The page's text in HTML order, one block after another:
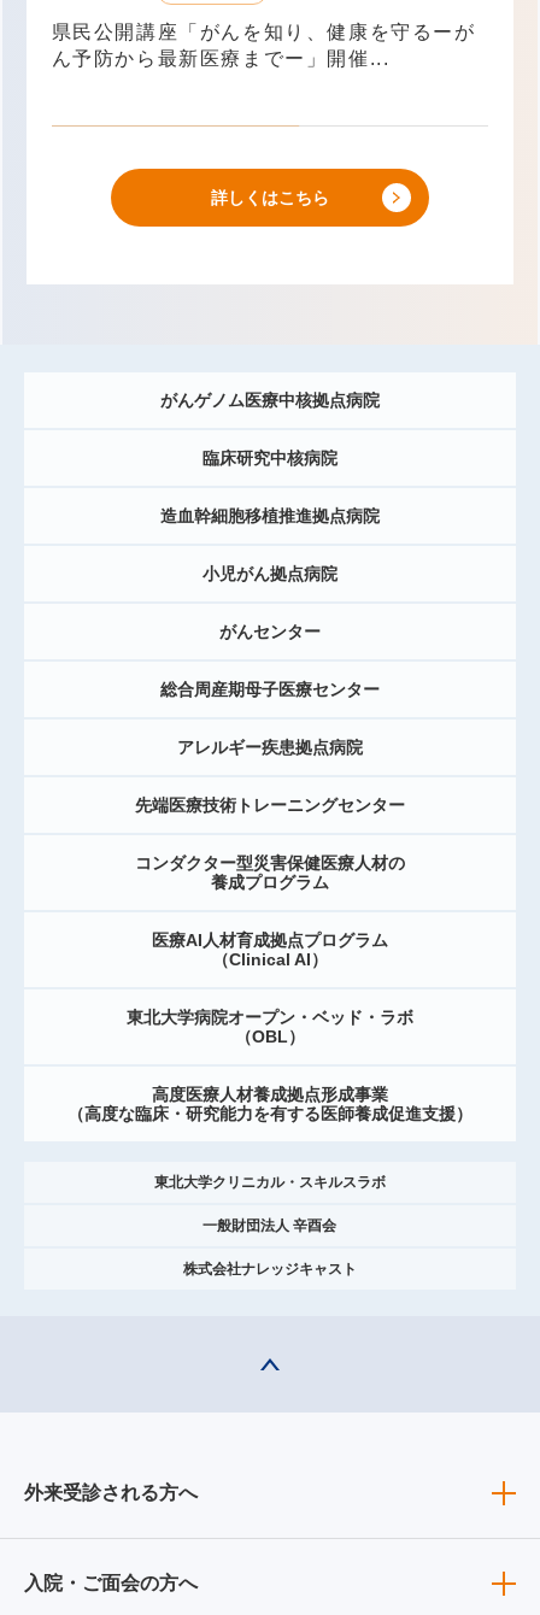
県民公開講座「がんを知り、健康を守るーが
ん予防から最新医療までー」開催...
詳しくはこちら
がんゲノム医療中核拠点病院
臨床研究中核病院
造血幹細胞移植推進拠点病院
小児がん拠点病院
がんセンター
総合周産期母子医療センター
アレルギー疾患拠点病院
先端医療技術トレーニングセンター
コンダクター型災害保健医療人材の
養成プログラム
医療AI人材育成拠点プログラム
（Clinical AI）
東北大学病院オープン・ベッド・ラボ
（OBL）
高度医療人材養成拠点形成事業
（高度な臨床・研究能力を有する医師養成促進支援）
東北大学クリニカル・スキルスラボ
一般財団法人 辛酉会
株式会社ナレッジキャスト
外来受診される方へ
入院・ご面会の方へ